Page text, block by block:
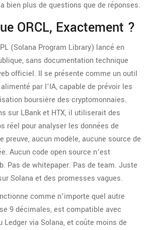
bien plus de questions que de réponses.
ORCL, Exactement ?
(Solana Program Library) lancé en
sans documentation technique
officiel. Il se présente comme un outil
par l’IA, capable de prévoir les
boursière des cryptomonnaies.
sur LBank et HTX, il utiliserait des
réel pour analyser les données de
preuve, aucun modèle, aucune source de
Aucun code open source n’est
Pas de whitepaper. Pas de team. Juste
Solana et des promesses vagues.
comme n’importe quel autre
9 décimales, est compatible avec
Ledger via Solana, et coûte moins de